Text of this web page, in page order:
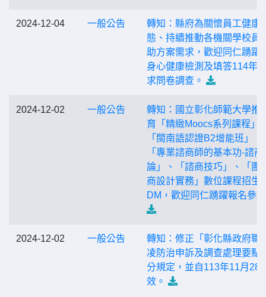
2024-12-04 一般公告
轉知：縣府為關懷員工健康
態、持續推動各機關學校員
助方案需求，歡迎同仁踴躍
身心健康檢測及填答114年
求問卷調查。
2024-12-02 一般公告
轉知：國立彰化師範大學推
育「精緻Moocs系列課程」
「閩南語認證B2增能班」、
「專業諮商師的基本功-諮商
論」、「諮商技巧」、「團
商設計實務」數位課程招生
DM，歡迎同仁踴躍報名參
2024-12-02 一般公告
轉知：修正「彰化縣政府職
凌防治申訴及調查處理要點
分規定，並自113年11月28
效。